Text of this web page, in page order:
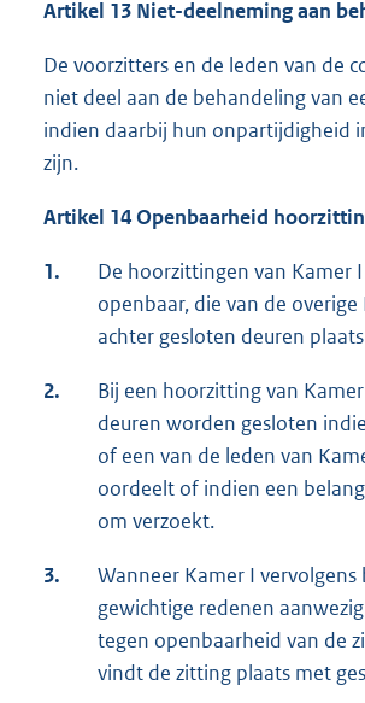
Artikel 13 Niet-deelneming aan
De voorzitters en de leden van de
niet deel aan de behandeling van
indien daarbij hun onpartijdigheid
zijn.
Artikel 14 Openbaarheid
1.
De hoorzittingen van Kamer
openbaar, die van de
achter gesloten deuren
2.
Bij een hoorzitting van
deuren worden gesloten
of een van de leden van
oordeelt of indien een
om verzoekt.
3.
Wanneer Kamer I vervolgens
gewichtige redenen
tegen openbaarheid van de
vindt de zitting plaats met